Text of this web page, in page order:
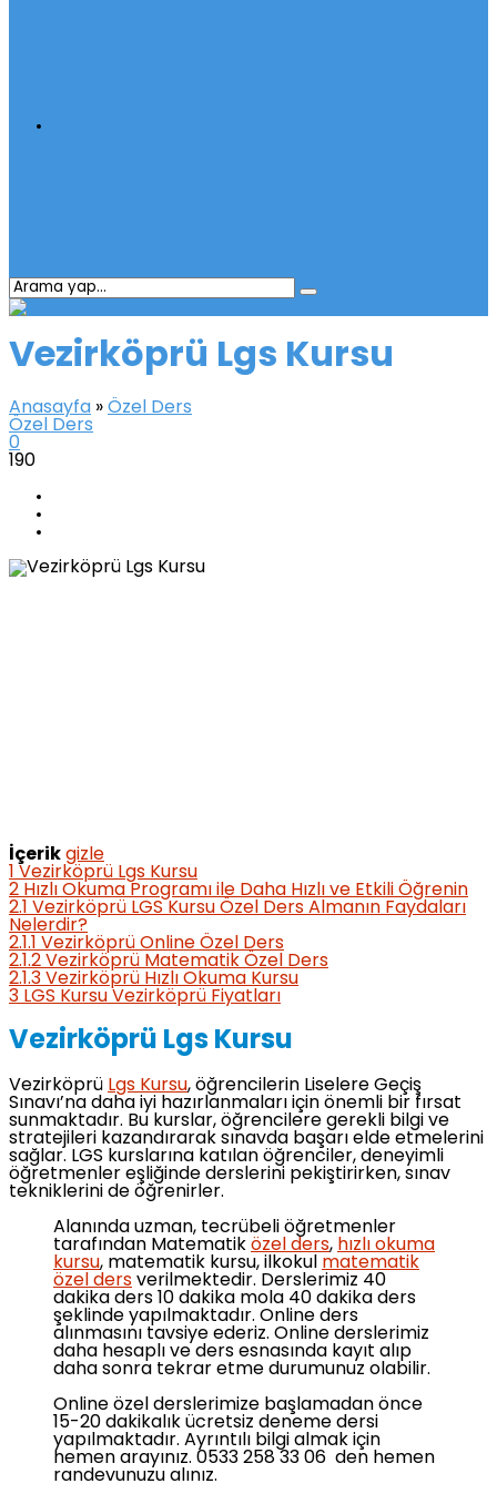
Vezirköprü Lgs Kursu
Anasayfa » Özel Ders
Özel Ders
0
190
İçerik gizle
Vezirköprü Lgs Kursu
2 Hızlı Okuma Programı ile Daha Hızlı ve Etkili Öğrenin
2.1
Vezirköprü LGS Kursu Özel Ders Almanın Faydaları
Nelerdir?
2.1.1
Vezirköprü Online Özel Ders
2.1.2 Vezirköprü Matematik Özel Ders
2.1.3 Vezirköprü Hızlı Okuma Kursu
3 LGS Kursu Vezirköprü Fiyatları
Vezirköprü Lgs Kursu
Vezirköprü Lgs Kursu, öğrencilerin Liselere Geçiş
Sınavı’na daha iyi hazırlanmaları için önemli bir fırsat
sunmaktadır. Bu kurslar, öğrencilere gerekli bilgi ve
stratejileri kazandırarak sınavda başarı elde etmelerini
sağlar. LGS kurslarına katılan öğrenciler, deneyimli
öğretmenler eşliğinde derslerini pekiştirirken, sınav
tekniklerini de öğrenirler.
Alanında uzman, tecrübeli öğretmenler
tarafından Matematik özel ders, hızlı okuma
kursu, matematik kursu, ilkokul matematik
özel ders verilmektedir. Derslerimiz 40
dakika ders 10 dakika mola 40 dakika ders
şeklinde yapılmaktadır. Online ders
alınmasını tavsiye ederiz. Online derslerimiz
daha hesaplı ve ders esnasında kayıt alıp
daha sonra tekrar etme durumunuz olabilir.
Online özel derslerimize başlamadan önce
15-20 dakikalık ücretsiz deneme dersi
yapılmaktadır. Ayrıntılı bilgi almak için
hemen arayınız. 0533 258 33 06 den hemen
randevunuzu alınız.